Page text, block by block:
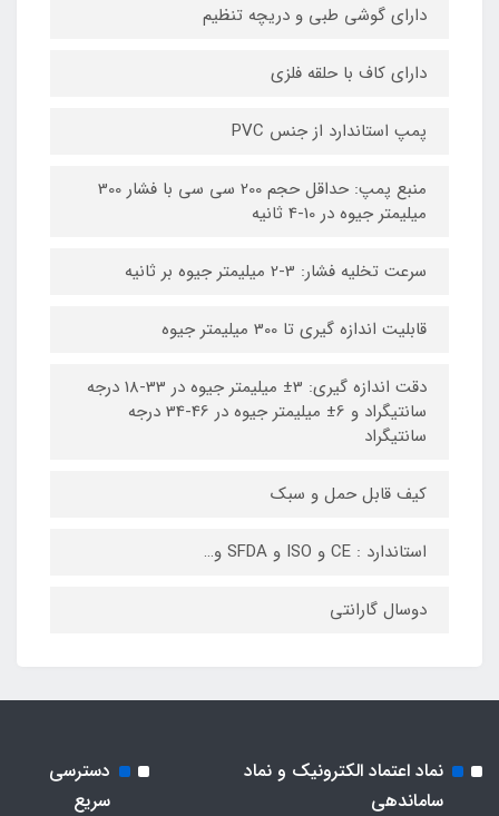
دارای گوشی طبی و دریچه تنظیم
دارای کاف با حلقه فلزی
پمپ استاندارد از جنس PVC
منبع پمپ: حداقل حجم 200 سی سی با فشار 300
میلیمتر جیوه در 10-4 ثانیه
سرعت تخلیه فشار: 3-2 میلیمتر جیوه بر ثانیه
قابلیت اندازه گیری تا 300 میلیمتر جیوه
دقت اندازه گیری: 3± میلیمتر جیوه در 33-18 درجه
سانتیگراد و 6± میلیمتر جیوه در 46-34 درجه
سانتیگراد
کیف قابل حمل و سبک
استاندارد : CE و ISO و SFDA و…
دوسال گارانتی
نماد اعتماد الکترونیک و نماد
ساماندهی
دسترسی
سریع